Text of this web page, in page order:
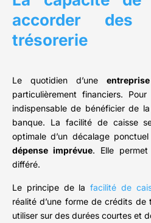
accorder
trésorerie
Le quotidien d’une entreprise
particulièrement financiers.
indispensable de bénéficier de
banque. La facilité de caisse
optimale d’un décalage
dépense imprévue. Elle
différé.
Le principe de lafacilité de
réalité d’une forme de crédits
utiliser sur des durées courtes et